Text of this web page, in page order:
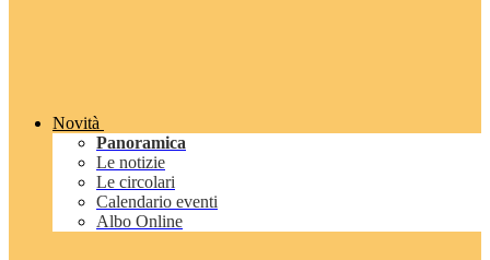
Novità
Panoramica
Le notizie
Le circolari
Calendario eventi
Albo Online